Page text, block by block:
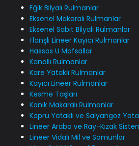
Eğik Bilyalı Rulmanlar
Eksenel Makaralı Rulmanlar
Eksenel Sabit Bilyalı Rulmanlar
Flanşlı Lineer Kayıcı Rulmanlar
Hassas U Mafsallar
Kanallı Rulmanlar
Kare Yataklı Rulmanlar
Kayıcı Lineer Rulmanlar
Kesme Taşları
Konik Makaralı Rulmanlar
Köprü Yataklı ve Salyangoz
Lineer Araba ve Ray-Kızak
Lineer Vidalı Mil ve Somunlar